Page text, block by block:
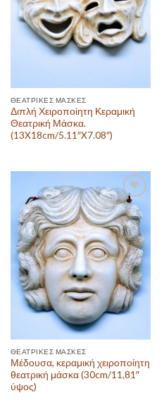
ΘΕΑΤΡΙΚΈΣ ΜΆΣΚΕΣ
Διπλή Χειροποίητη Κεραμική
Θεατρική Μάσκα.
(13X18cm/5.11″X7.08″)
Πρόσθεσε
στην λίστα
επιθυμιών
ΘΕΑΤΡΙΚΈΣ ΜΆΣΚΕΣ
Μέδουσα, κεραμική χειροποίητη
θεατρική μάσκα (30cm/11,81″
ύψος)